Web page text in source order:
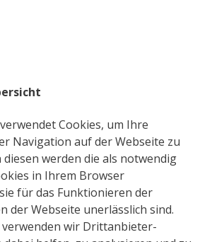
Cookies, um Ihre
Navigation auf der Webseite zu
diesen werden die als notwendig
in Ihrem Browser
für das Funktionieren der
der Webseite unerlässlich sind.
wir Drittanbieter-